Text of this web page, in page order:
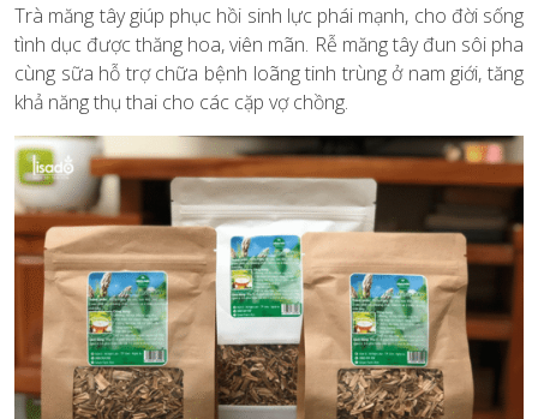
Trà măng tây giúp phục hồi sinh lực phái mạnh, cho đời sống
tình dục được thăng hoa, viên mãn. Rễ măng tây đun sôi pha
cùng sữa hỗ trợ chữa bệnh loãng tinh trùng ở nam giới, tăng
khả năng thụ thai cho các cặp vợ chồng.